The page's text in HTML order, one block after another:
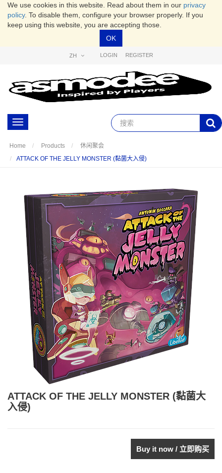
We use cookies in this website. Read about them in our privacy
policy. To disable them, configure your browser properly. If you
keep using this website, you are accepting those.
OK
ZH LOGIN REGISTER
Toggle
navigation
Home Products
休闲聚会
ATTACK OF THE JELLY MONSTER (黏菌大入侵)
ATTACK OF THE JELLY MONSTER (黏菌大
入侵)
Buy it now / 立即购买